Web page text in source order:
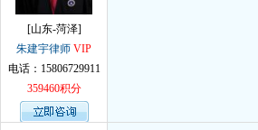
[山东-菏泽]
朱建宇律师 VIP
电话：15806729911
359460积分